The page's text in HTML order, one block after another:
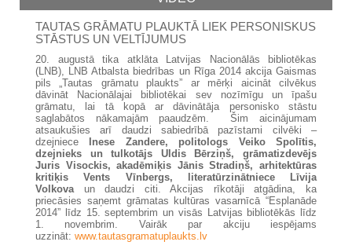
TAUTAS GRĀMATU PLAUKTĀ LIEK PERSONISKUS
STĀSTUS UN VELTĪJUMUS
20. augustā tika atklāta Latvijas Nacionālās bibliotēkas
(LNB), LNB Atbalsta biedrības un Rīga 2014 akcija Gaismas
pils „Tautas grāmatu plaukts” ar mērķi aicināt cilvēkus
dāvināt Nacionālajai bibliotēkai sev nozīmīgu un īpašu
grāmatu, lai tā kopā ar dāvinātāja personisko stāstu
saglabātos nākamajām paaudzēm. Šim aicinājumam
atsaukušies arī daudzi sabiedrībā pazīstami cilvēki –
dzejniece
Inese Zandere, politologs Veiko Spolītis,
dzejnieks un tulkotājs Uldis Bērziņš, grāmatizdevējs
Juris Visockis, akadēmiķis Jānis Stradiņš, arhitektūras
kritiķis Vents Vīnbergs, literatūrzinātniece Līvija
Volkovaun daudzi citi. Akcijas rīkotāji atgādina, ka
priecāsies saņemt grāmatas kultūras vasarnīcā “Esplanāde
2014” līdz 15. septembrim un visās Latvijas bibliotēkās līdz
1. novembrim. Vairāk par akciju iespējams
uzzināt: www.tautasgramatuplaukts.lv